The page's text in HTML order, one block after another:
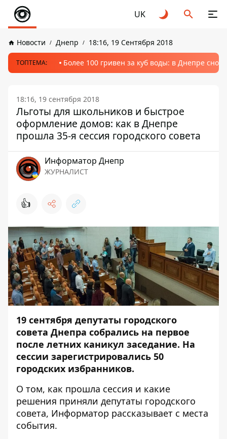
UK
Новости Днепр 18:16, 19 Сентября 2018
ТОПТЕМА: Более 100 гривен за куб воды: в Днепре
18:16, 19 сентября 2018
Льготы для школьников и быстрое
оформление домов: как в Днепре
прошла 35-я сессия городского совета
Информатор Днепр
ЖУРНАЛИСТ
👍
19 сентября депутаты городского
совета Днепра собрались на первое
после летних каникул заседание. На
сессии зарегистрировались 50
городских избранников.
О том, как прошла сессия и какие
решения приняли депутаты городского
совета, Информатор рассказывает с места
события.